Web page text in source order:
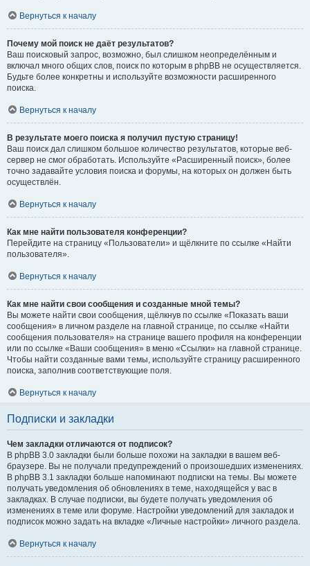
Вернуться к началу
Почему мой поиск не даёт результатов?
Ваш поисковый запрос, возможно, был слишком неопределённым и
включал много общих слов, поиск по которым в phpBB не осуществляется.
Будьте более конкретны и используйте возможности расширенного
поиска.
Вернуться к началу
В результате моего поиска я получил пустую страницу!
Ваш поиск дал слишком большое количество результатов, которые веб-
сервер не смог обработать. Используйте «Расширенный поиск», более
точно задавайте условия поиска и форумы, на которых он должен быть
осуществлён.
Вернуться к началу
Как мне найти пользователя конференции?
Перейдите на страницу «Пользователи» и щёлкните по ссылке «Найти
пользователя».
Вернуться к началу
Как мне найти свои сообщения и созданные мной темы?
Вы можете найти свои сообщения, щёлкнув по ссылке «Показать ваши
сообщения» в личном разделе на главной странице, по ссылке «Найти
сообщения пользователя» на странице вашего профиля на конференции
или по ссылке «Ваши сообщения» в меню «Ссылки» на главной странице.
Чтобы найти созданные вами темы, используйте страницу расширенного
поиска, заполнив соответствующие поля.
Вернуться к началу
Подписки и закладки
Чем закладки отличаются от подписок?
В phpBB 3.0 закладки были больше похожи на закладки в вашем веб-
браузере. Вы не получали предупреждений о произошедших изменениях.
В phpBB 3.1 закладки больше напоминают подписки на темы. Вы можете
получать уведомления об обновлениях в теме, находящейся у вас в
закладках. В случае подписки, вы будете получать уведомления об
изменениях в теме или форуме. Настройки уведомлений для закладок и
подписок можно задать на вкладке «Личные настройки» личного раздела.
Вернуться к началу